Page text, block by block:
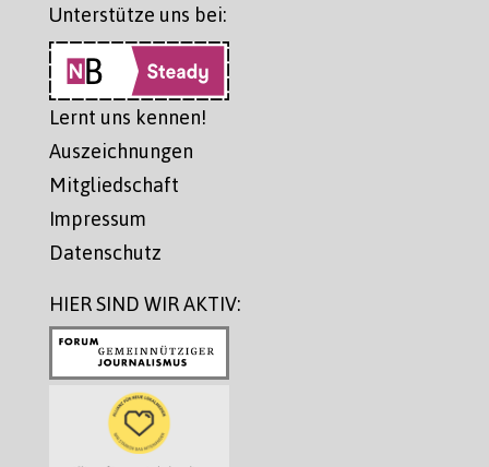
Unterstütze uns bei:
Lernt uns kennen!
Auszeichnungen
Mitgliedschaft
Impressum
Datenschutz
HIER SIND WIR AKTIV: